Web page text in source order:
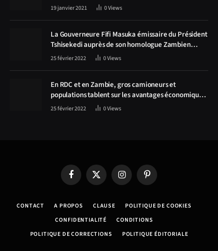
19 janvier 2021 0Views
La Gouverneure Fifi Masuka émissaire du Président
Tshisekedi auprès de son homologue Zambien
Hichilema, la construction de la route Kolwezi -
25 février 2022 0Views
En RDC et en Zambie, gros camioneurs et
populations tablent sur les avantages économiques
de la route Kolwezi-Solwezi
25 février 2022 0Views
FacebookX
(Twitter)
InstagramPinterest
CONTACT A PROPOS CLAUSE
POLITIQUE DE COOKIES
CONFIDENTIALITÉ
CONDITIONS
POLITIQUE DE CORRECTIONS
POLITIQUE ÉDITORIALE